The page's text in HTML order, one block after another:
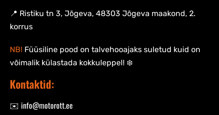
📍 Ristiku tn 3, Jõgeva, 48303 Jõgeva maakond, 2.
korrus
NB! Füüsiline pood on talvehooajaks suletud kuid on
võimalik külastada kokkuleppel! ❄️
Kontaktid:
✉️ info@motorott.ee